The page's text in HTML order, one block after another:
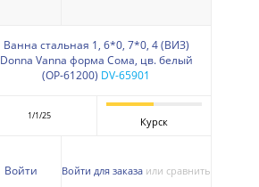
Ванна стальная 1, 6*0, 7*0, 4 (ВИЗ)
Donna Vanna форма Сома, цв. белый
(ОР-61200) DV-65901
1/1/25 Курск
Войти Войти для заказа или сравнить